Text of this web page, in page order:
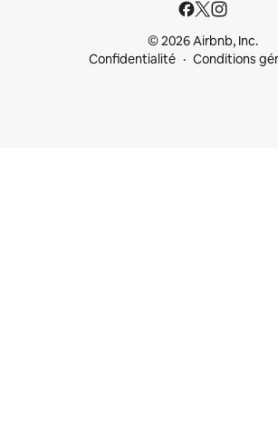
© 2026 Airbnb, Inc.
Confidentialité
Conditions